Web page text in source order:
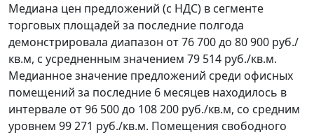
Медиана цен предложений (с НДС) в сегменте
торговых площадей за последние полгода
демонстрировала диапазон от 76 700 до 80 900 руб./
кв.м, с усредненным значением 79 514 руб./кв.м.
Медианное значение предложений среди офисных
помещений за последние 6 месяцев находилось в
интервале от 96 500 до 108 200 руб./кв.м, со средним
уровнем 99 271 руб./кв.м. Помещения свободного